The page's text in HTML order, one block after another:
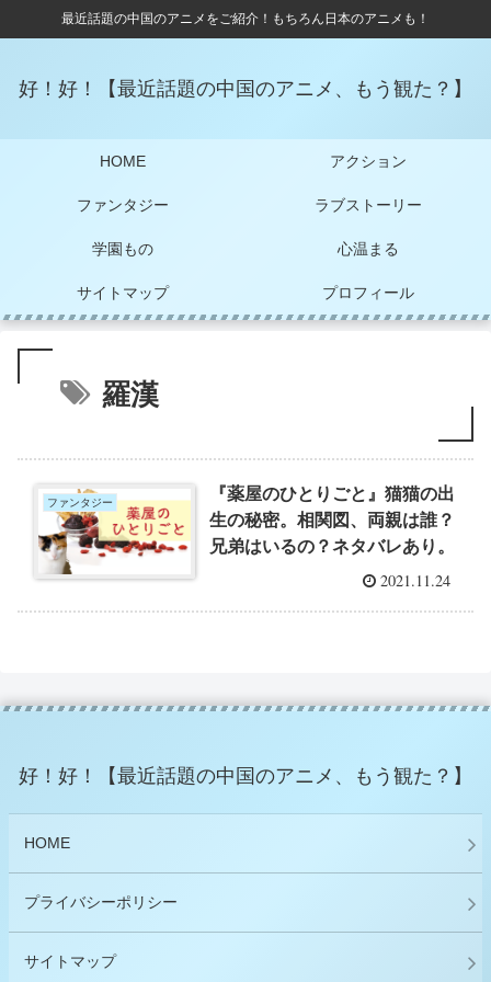
最近話題の中国のアニメをご紹介！もちろん日本のアニメも！
好！好！【最近話題の中国のアニメ、もう観た？】
HOME アクション
ファンタジー ラブストーリー
学園もの 心温まる
サイトマップ プロフィール
羅漢
ファンタジー
『薬屋のひとりごと』猫猫の出
生の秘密。相関図、両親は誰？
兄弟はいるの？ネタバレあり。
2021.11.24
好！好！【最近話題の中国のアニメ、もう観た？】
HOME
プライバシーポリシー
サイトマップ